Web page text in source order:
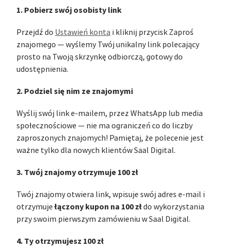
1. Pobierz swój osobisty link
Przejdź do Ustawień konta i kliknij przycisk Zaproś
znajomego — wyślemy Twój unikalny link polecający
prosto na Twoją skrzynkę odbiorczą, gotowy do
udostępnienia.
2. Podziel się nim ze znajomymi
Wyślij swój link e-mailem, przez WhatsApp lub media
społecznościowe — nie ma ograniczeń co do liczby
zaproszonych znajomych! Pamiętaj, że polecenie jest
ważne tylko dla nowych klientów Saal Digital.
3. Twój znajomy otrzymuje 100 zł
Twój znajomy otwiera link, wpisuje swój adres e-mail i
otrzymujełączony kupon na 100 złdo wykorzystania
przy swoim pierwszym zamówieniu w Saal Digital.
4. Ty otrzymujesz 100 zł